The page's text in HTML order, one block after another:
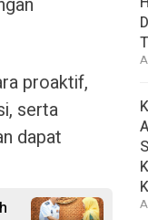
proaktif,
serta
dapat